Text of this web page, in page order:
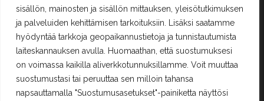
sisällön, mainosten ja sisällön mittauksen, yleisötutkimuksen
ja palveluiden kehittämisen tarkoituksiin. Lisäksi saatamme
hyödyntää tarkkoja geopaikannustietoja ja tunnistautumista
laiteskannauksen avulla. Huomaathan, että suostumuksesi
on voimassa kaikilla aliverkkotunnuksillamme. Voit muuttaa
suostumustasi tai peruuttaa sen milloin tahansa
napsauttamalla "Suostumusasetukset"-painiketta näyttösi
Yhteystiedot
Erä-Lindroos Oy
Mustamäenkatu 72
15610 Lahti
Puh.(03) 7525 696